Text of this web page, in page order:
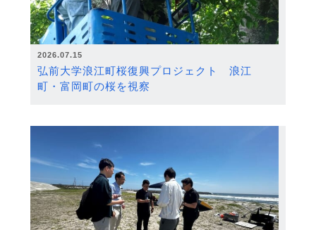
2026.07.15
弘前大学浪江町桜復興プロジェクト 浪江
町・富岡町の桜を視察